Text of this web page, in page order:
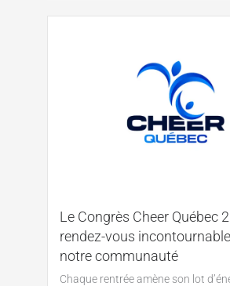
Le Congrès Cheer Québec
rendez-vous
notre communauté
Chaque rentrée amène son lot